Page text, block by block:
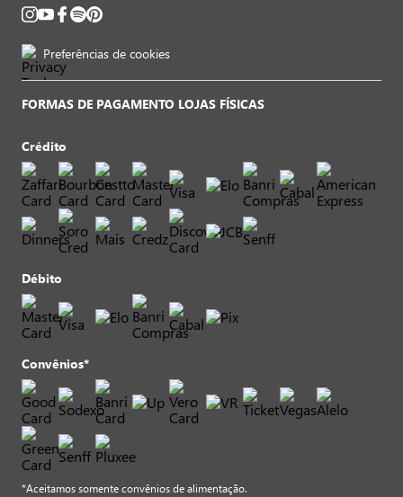
Preferências de cookies
FORMAS DE PAGAMENTO LOJAS FÍSICAS
Crédito
Débito
Convênios*
*Aceitamos somente convênios de alimentação.